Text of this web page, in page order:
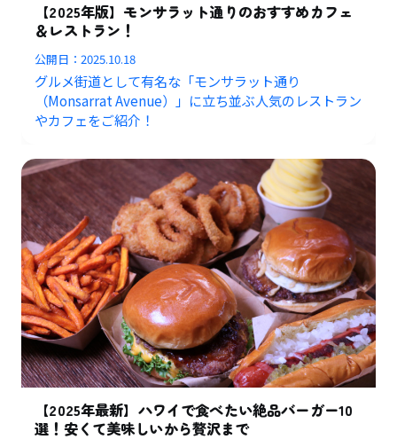
【2025年版】モンサラット通りのおすすめカフェ
＆レストラン！
公開日：2025.10.18
グルメ街道として有名な「モンサラット通り
（Monsarrat Avenue）」に立ち並ぶ人気のレストラン
やカフェをご紹介！
【2025年最新】ハワイで食べたい絶品バーガー10
選！安くて美味しいから贅沢まで